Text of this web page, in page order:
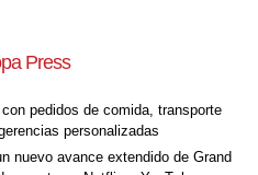
Press
pedidos de comida, transporte
personalizadas
nuevo avance extendido de Grand